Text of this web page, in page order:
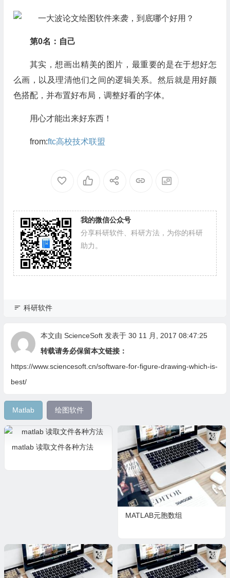
第0名：自己
其实，想画出精美的图片，最重要的是在于想好怎
么画，以及理清他们之间的逻辑关系。然后就是用好颜
色搭配，并布置好布局，调整好看的字体。
用心才能出来好东西！
from:ftc高校技术联盟
我的微信公众号
分享科研软件、科研方法，为你的科研
助力。
科研软件
本文由 ScienceSoft发表于 30 11 月, 2017 08:47:25
转载请务必保留本文链接：
https://www.sciencesoft.cn/software-for-figure-drawing-which-is-
best/
Matlab 绘图软件
matlab 读取文件各种方法
MATLAB元胞数组